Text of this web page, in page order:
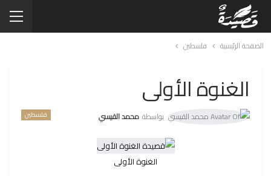
الصفحة الرئيسية فلسطين
الغنوة الأولى
فلسطين بواسطة محمد القيسي
الغنوة الأولى